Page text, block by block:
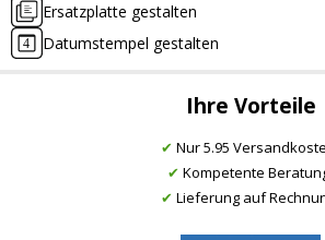
Ersatzplatte gestalten
Datumstempel gestalten
Ihre Vorteile
✔ Nur 5.95
✔ Kompetente
✔ Lieferung auf